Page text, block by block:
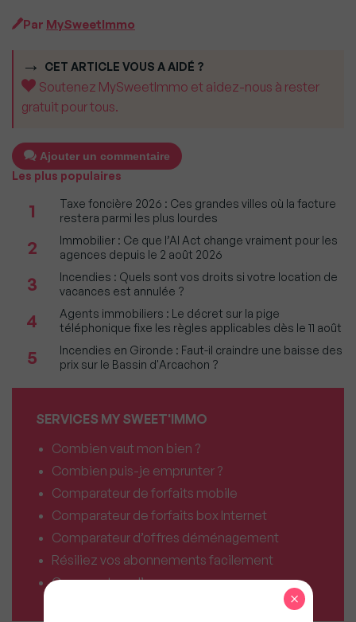
Par MySweetImmo
CET ARTICLE VOUS A AIDÉ ?
Soutenez MySweetImmo et aidez-nous à rester
gratuit pour tous.
Ajouter un commentaire
Les plus populaires
1
Taxe foncière 2026 : Ces grandes villes où la facture
restera parmi les plus lourdes
2
Immobilier : Ce que l’AI Act change vraiment pour les
agences depuis le 2 août 2026
3
Incendies : Quels sont vos droits si votre location de
vacances est annulée ?
4
Agents immobiliers : Le décret sur la pige
téléphonique fixe les règles applicables dès le 11 août
5
Incendies en Gironde : Faut-il craindre une baisse des
prix sur le Bassin d'Arcachon ?
SERVICES MY SWEET'IMMO
Combien vaut mon bien ?
Combien puis-je emprunter ?
Comparateur de forfaits mobile
Comparateur de forfaits box Internet
Comparateur d’offres déménagement
Résiliez vos abonnements facilement
Comparateur d’assurances
×